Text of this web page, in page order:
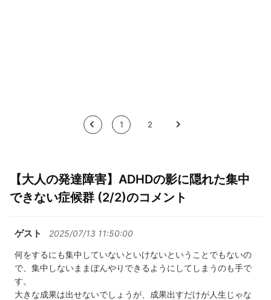
< 1 2 >
【大人の発達障害】ADHDの影に隠れた集中
できない症候群 (2/2)のコメント
ゲスト 2025/07/13 11:50:00
何をするにも集中していないといけないということでもないの
で、集中しないままぼんやりできるようにしてしまうのも手で
す。
大きな成果は出せないでしょうが、成果出すだけが人生じゃな